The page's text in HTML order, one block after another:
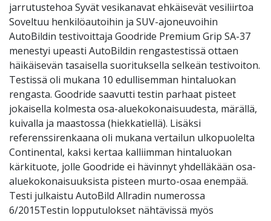
jarrutustehoa Syvät vesikanavat ehkäisevät vesiliirtoa
Soveltuu henkilöautoihin ja SUV-ajoneuvoihin
AutoBildin testivoittaja Goodride Premium Grip SA-37
menestyi upeasti AutoBildin rengastestissä ottaen
häikäisevän tasaisella suorituksella selkeän testivoiton.
Testissä oli mukana 10 edullisemman hintaluokan
rengasta. Goodride saavutti testin parhaat pisteet
jokaisella kolmesta osa-aluekokonaisuudesta, märällä,
kuivalla ja maastossa (hiekkatiellä). Lisäksi
referenssirenkaana oli mukana vertailun ulkopuolelta
Continental, kaksi kertaa kalliimman hintaluokan
kärkituote, jolle Goodride ei hävinnyt yhdelläkään osa-
aluekokonaisuuksista pisteen murto-osaa enempää.
Testi julkaistu AutoBild Allradin numerossa
6/2015Testin lopputulokset nähtävissä myös